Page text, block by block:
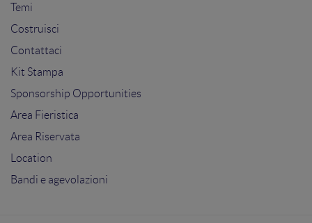
Temi
Costruisci
Contattaci
Kit Stampa
Sponsorship Opportunities
Area Fieristica
Area Riservata
Location
Bandi e agevolazioni